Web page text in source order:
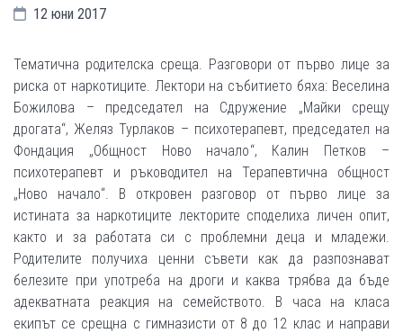
12 юни 2017
Тематична родителска среща. Разговори от първо лице за
риска от наркотиците. Лектори на събитието бяха: Веселина
Божилова – председател на Сдружение „Майки срещу
дрогата“, Желяз Турлаков – психотерапевт, председател на
Фондация „Общност Ново начало“, Калин Петков –
психотерапевт и ръководител на Терапевтична общност
„Ново начало“. В откровен разговор от първо лице за
истината за наркотиците лекторите споделиха личен опит,
както и за работата си с проблемни деца и младежи.
Родителите получиха ценни съвети как да разпознават
белезите при употреба на дроги и каква трябва да бъде
адекватната реакция на семейството. В часа на класа
екипът се срещна с гимназисти от 8 до 12 клас и направи